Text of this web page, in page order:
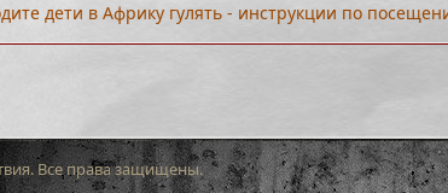
дети в Африку гулять - инструкции по
Все права защищены.